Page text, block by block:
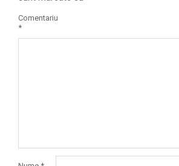
Comentariu
*